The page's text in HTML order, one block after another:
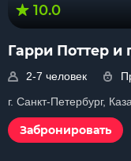
10.0
Гарри Поттер и
2-7 человек
г. Санкт-Петербург,
Забронировать